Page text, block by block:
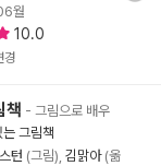
월
10.0
경
책 - 그림으로 배우
그림책
턴 (그림), 김맑아(옮